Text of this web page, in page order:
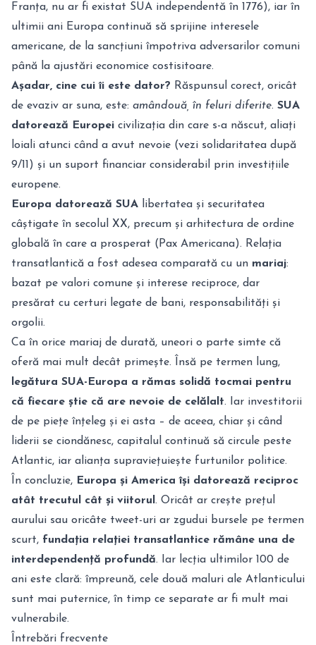
Franța, nu ar fi existat SUA independentă în 1776), iar în
ultimii ani Europa continuă să sprijine interesele
americane, de la sancțiuni împotriva adversarilor comuni
până la ajustări economice costisitoare.
Așadar, cine cui îi este dator? Răspunsul corect, oricât
de evaziv ar suna, este: amândouă, în feluri diferite. SUA
datorează Europei civilizația din care s-a născut, aliați
loiali atunci când a avut nevoie (vezi solidaritatea după
9/11) și un suport financiar considerabil prin investițiile
europene.
Europa datorează SUA libertatea și securitatea
câștigate în secolul XX, precum și arhitectura de ordine
globală în care a prosperat (Pax Americana). Relația
transatlantică a fost adesea comparată cu un mariaj:
bazat pe valori comune și interese reciproce, dar
presărat cu certuri legate de bani, responsabilități și
orgolii.
Ca în orice mariaj de durată, uneori o parte simte că
oferă mai mult decât primește. Însă pe termen lung,
legătura SUA-Europa a rămas solidă tocmai pentru
că fiecare știe că are nevoie de celălalt. Iar investitorii
de pe piețe înțeleg și ei asta – de aceea, chiar și când
liderii se ciondănesc, capitalul continuă să circule peste
Atlantic, iar alianța supraviețuiește furtunilor politice.
În concluzie, Europa și America își datorează reciproc
atât trecutul cât și viitorul . Oricât ar crește prețul
aurului sau oricâte tweet-uri ar zgudui bursele pe termen
scurt, fundația relației transatlantice rămâne una de
interdependență profundă. Iar lecția ultimilor 100 de
ani este clară: împreună, cele două maluri ale Atlanticului
sunt mai puternice, în timp ce separate ar fi mult mai
vulnerabile.
Întrebări frecvente